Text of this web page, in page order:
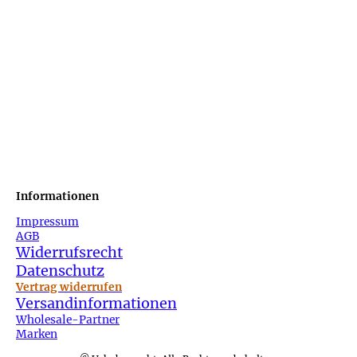
Informationen
Impressum
AGB
Widerrufsrecht
Datenschutz
Vertrag widerrufen
Versandinformationen
Wholesale-Partner
Marken